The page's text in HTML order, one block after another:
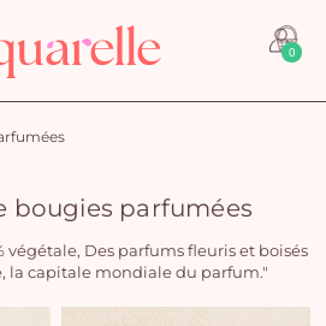
0
bougies parfumées
végétale, Des parfums fleuris et boisés
la capitale mondiale du parfum."